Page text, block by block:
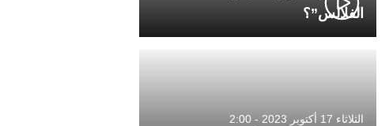
الفلالس”؟
الثلاثاء 17 أكتوبر 2023 - 2:00